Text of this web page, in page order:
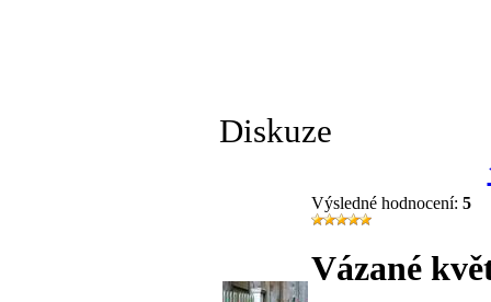
Diskuze
Výsledné hodnocení: 5
Vázané